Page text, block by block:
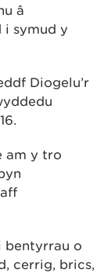
â
i symud y
Diogelu’r
am y tro
bentyrrau o
cerrig, brics,